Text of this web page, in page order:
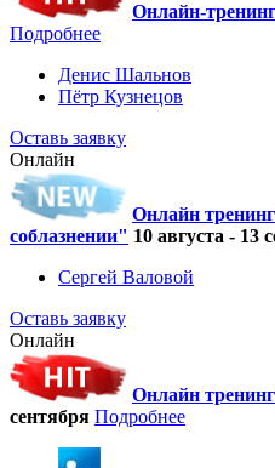
Онлайн-
Подробнее
Денис Шальнов
Пётр Кузнецов
Оставь заявку
Онлайн
Онлайн
соблазнении" 10 августа - 13
Сергей Валовой
Оставь заявку
Онлайн
Онлайн
сентября Подробнее